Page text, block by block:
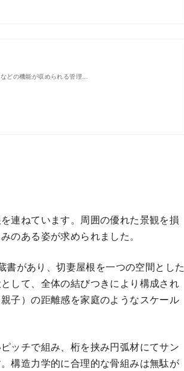
どの機能が収められる管理…
連ねています。周囲の優れた景観を損
のある姿が求められました。
があり、切妻屋根を一つの空間とした
して、全体の結びつきにより構成され
子）の距離感を家庭のようなスケール
ッチで組み、桁を挟み円弧材にてサン
構造力学的に合理的な骨組みは無駄が